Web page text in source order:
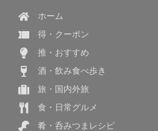
ホーム
得・クーポン
推・おすすめ
酒・飲み食べ歩き
旅・国内外旅
食・日常グルメ
肴・呑みつまレシピ